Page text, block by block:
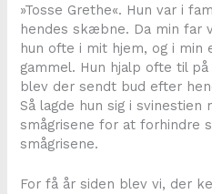
»Tosse Grethe«. Hun var i
hendes skæbne. Da min far
hun ofte i mit hjem, og i min
gammel. Hun hjalp ofte til
blev der sendt bud efter
Så lagde hun sig i svinestien
smågrisene for at forhindre
smågrisene.
For få år siden blev vi, der